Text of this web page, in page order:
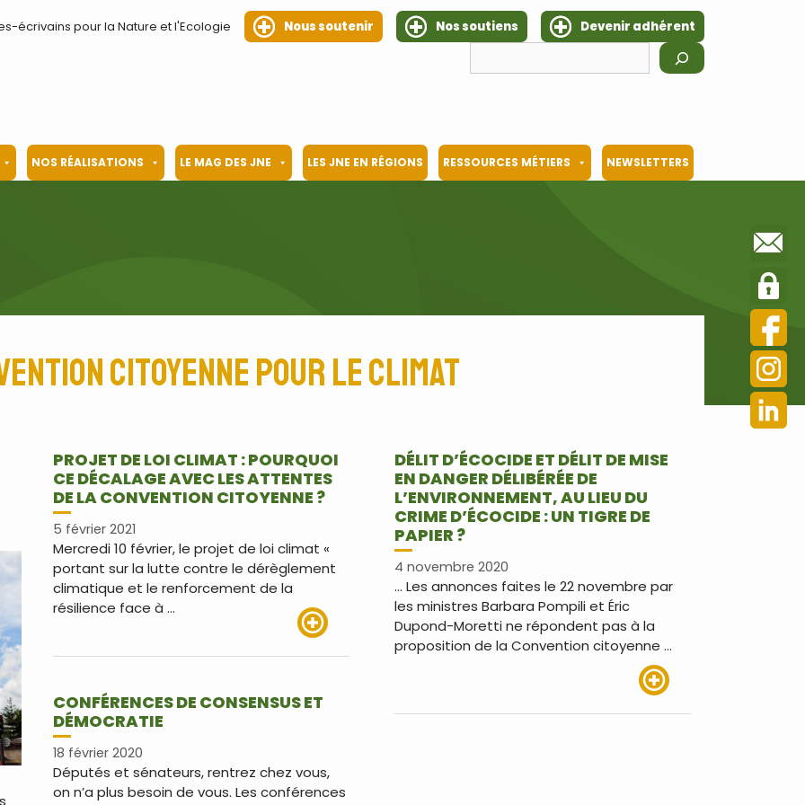
écrivains pour la Nature et l'Ecologie Nous soutenir Nos soutiens
Devenir adhérent
NOS RÉALISATIONS LE MAG DES JNE LES JNE EN RÉGIONS RESSOURCES MÉTIERS NEWSLETTERS
citoyenne pour le climat
PROJET DE LOI CLIMAT : POURQUOI
CE DÉCALAGE AVEC LES ATTENTES
DE LA CONVENTION CITOYENNE ?
5 février 2021
Mercredi 10 février, le projet de loi climat «
portant sur la lutte contre le dérèglement
climatique et le renforcement de la
résilience face à …
DÉLIT D’ÉCOCIDE ET DÉLIT DE MISE
EN DANGER DÉLIBÉRÉE DE
L’ENVIRONNEMENT, AU LIEU DU
CRIME D’ÉCOCIDE : UN TIGRE DE
PAPIER ?
4 novembre 2020
… Les annonces faites le 22 novembre par
les ministres Barbara Pompili et Éric
Dupond-Moretti ne répondent pas à la
proposition de la Convention citoyenne …
CONFÉRENCES DE CONSENSUS ET
DÉMOCRATIE
18 février 2020
Députés et sénateurs, rentrez chez vous,
on n’a plus besoin de vous. Les conférences